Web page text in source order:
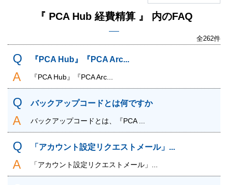
『 PCA Hub 経費精算 』 内のFAQ
全262件
『PCA Hub』『PCA Arc...
『PCA Hub』『PCA Arc...
バックアップコードとは何ですか
バックアップコードとは、『PCA ...
「アカウント設定リクエストメール」...
「アカウント設定リクエストメール」...